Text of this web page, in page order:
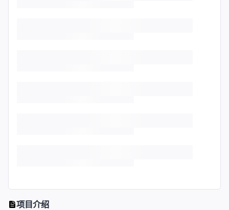
项目介绍